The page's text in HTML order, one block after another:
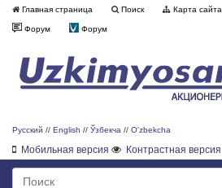
Главная страница Поиск Карта сайта
Форум Форум
Русский // English // Ўзбекча // O'zbekcha
Мобильная версия Контрастная версия